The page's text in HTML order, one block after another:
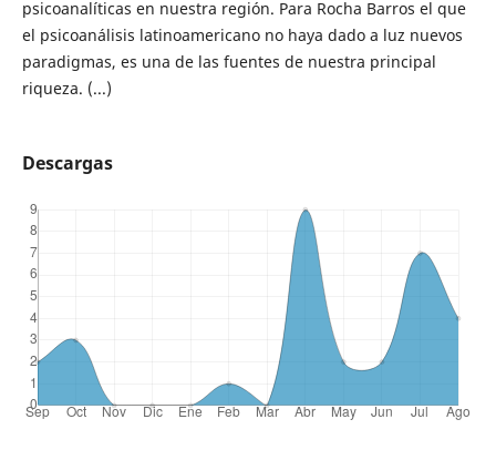
psicoanalíticas en nuestra región. Para Rocha Barros el que
el psicoanálisis latinoamericano no haya dado a luz nuevos
paradigmas, es una de las fuentes de nuestra principal
riqueza. (...)
Descargas